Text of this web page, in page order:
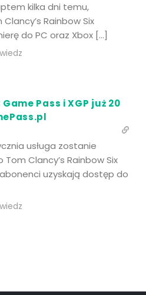
kilka dni temu,
Rainbow Six
do PC oraz Xbox […]
Pass i XGP już 20
usługa zostanie
Clancy’s Rainbow Six
uzyskają dostęp do